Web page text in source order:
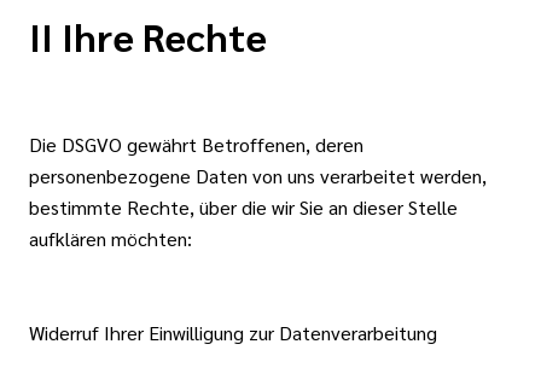
II Ihre Rechte
Die DSGVO gewährt Betroffenen, deren
personenbezogene Daten von uns verarbeitet werden,
bestimmte Rechte, über die wir Sie an dieser Stelle
aufklären möchten:
Widerruf Ihrer Einwilligung zur Datenverarbeitung